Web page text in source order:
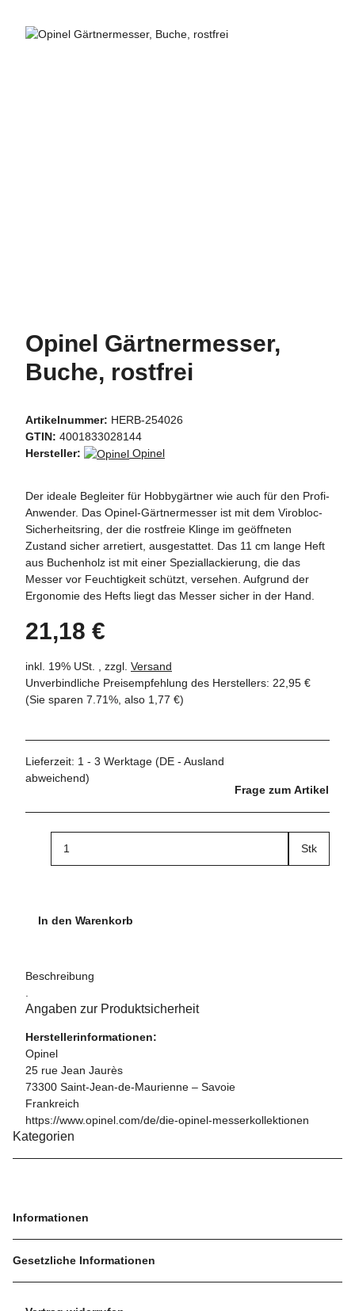
Opinel Gärtnermesser,
Buche, rostfrei
Artikelnummer: HERB-254026
GTIN: 4001833028144
Hersteller:
Opinel
Der ideale Begleiter für Hobbygärtner wie auch für den Profi-
Anwender. Das Opinel-Gärtnermesser ist mit dem Virobloc-
Sicherheitsring, der die rostfreie Klinge im geöffneten
Zustand sicher arretiert, ausgestattet. Das 11 cm lange Heft
aus Buchenholz ist mit einer Speziallackierung, die das
Messer vor Feuchtigkeit schützt, versehen. Aufgrund der
Ergonomie des Hefts liegt das Messer sicher in der Hand.
21,18 €
inkl. 19% USt. , zzgl. Versand
Unverbindliche Preisempfehlung des Herstellers: 22,95 €
(Sie sparen 7.71% , also 1,77 €)
Lieferzeit: 1 - 3 Werktage (DE - Ausland
abweichend)
Frage zum Artikel
Stk
In den Warenkorb
Beschreibung
Angaben zur Produktsicherheit
Herstellerinformationen:
Opinel
25 rue Jean Jaurès
73300 Saint-Jean-de-Maurienne – Savoie
Frankreich
https://www.opinel.com/de/die-opinel-messerkollektionen
Kategorien
Informationen
Gesetzliche Informationen